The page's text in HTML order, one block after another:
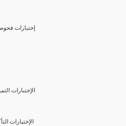
4- إختبارات
(11)
(12)